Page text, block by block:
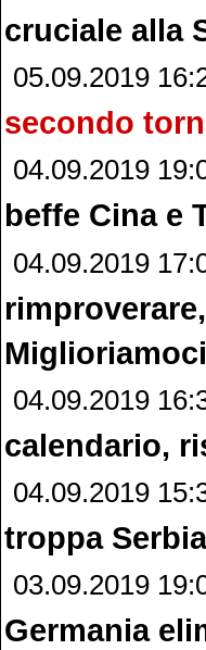
cruciale alla
05.09.2019
secondo
04.09.2019
beffe Cina e
04.09.2019
04.09.2019
calendario,
04.09.2019
troppa
03.09.2019
Germania